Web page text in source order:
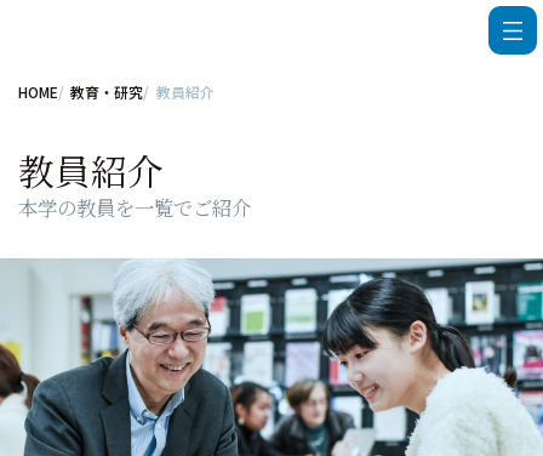
HOME 教育・研究 教員紹介
教員紹介
本学の教員を一覧でご紹介